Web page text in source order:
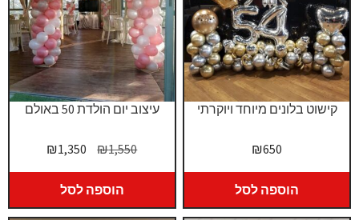
עיצוב יום הולדת 50 באולם
₪1,550
המחיר
היה:
₪1,550.
₪1,350
המחיר
₪1,350.
הוספה לסל
קישוט בלונים מיוחד ויוקרתי
₪650
הוספה לסל